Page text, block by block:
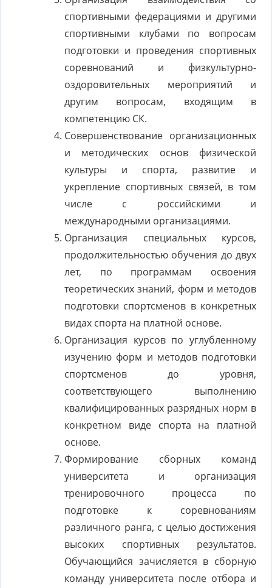
спортивными федерациями и другими
спортивными клубами по вопросам
подготовки и проведения спортивных
соревнований и физкультурно-
оздоровительных мероприятий и
другим вопросам, входящим в
компетенцию СК.
Совершенствование организационных
и методических основ физической
культуры и спорта, развитие и
укрепление спортивных связей, в том
числе с российскими и
международными организациями.
Организация специальных курсов,
продолжительностью обучения до двух
лет, по программам освоения
теоретических знаний, форм и методов
подготовки спортсменов в конкретных
видах спорта на платной основе.
Организация курсов по углубленному
изучению форм и методов подготовки
спортсменов до уровня,
соответствующего выполнению
квалифицированных разрядных норм в
конкретном виде спорта на платной
основе.
Формирование сборных команд
университета и организация
тренировочного процесса по
подготовке к соревнованиям
различного ранга, с целью достижения
высоких спортивных результатов.
Обучающийся зачисляется в сборную
команду университета после отбора и